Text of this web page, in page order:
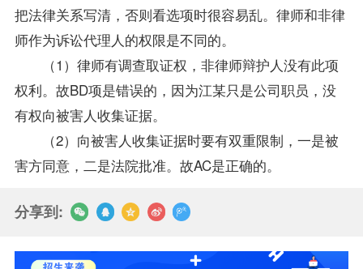
把法律关系写清，否则看选项时很容易乱。律师和非律
师作为诉讼代理人的权限是不同的。
（1）律师有调查取证权，非律师辩护人没有此项
权利。故BD项是错误的，因为江某只是公司职员，没
有权向被害人收集证据。
（2）向被害人收集证据时要有双重限制，一是被
害方同意，二是法院批准。故AC是正确的。
分享到: